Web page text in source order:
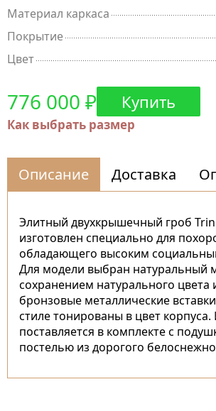
Материал каркаса
Покрытие
Цвет
776 000 ₽ Купить
Как выбрать размер
Описание Доставка
Элитный двухкрышечный гроб
изготовлен специально для
обладающего высоким
Для модели выбран натуральный
сохранением натурального цвета
бронзовые металлические
стиле тонированы в цвет корпуса.
поставляется в комплекте с
постелью из дорогого